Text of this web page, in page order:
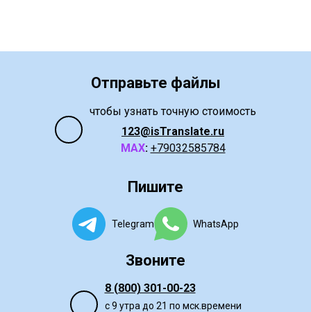
Отправьте файлы
чтобы узнать точную стоимость
123@isTranslate.ru
МАХ: +79032585784
Пишите
Telegram WhatsApp
Звоните
8 (800) 301-00-23
с 9 утра до 21 по мск.времени